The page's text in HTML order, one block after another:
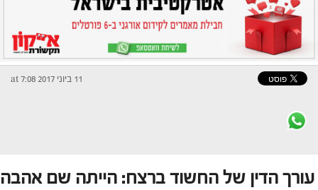
11 ביוני 2017 at 7:08
עורך הדין של החשוד ברצח: הייתה שם אהבה